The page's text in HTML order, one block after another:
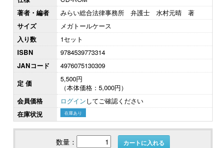
著者・編者
みらい総合法律事務所 弁護士 水村元晴 著
サイズ
メガトールケース
入り数
1セット
ISBN
9784539773314
JANコード
4976075130309
定 価
5,500円
（本体価格：5,000円）
会員価格
ログインしてご確認ください
在庫状況
在庫あり
数量： カートに入れる